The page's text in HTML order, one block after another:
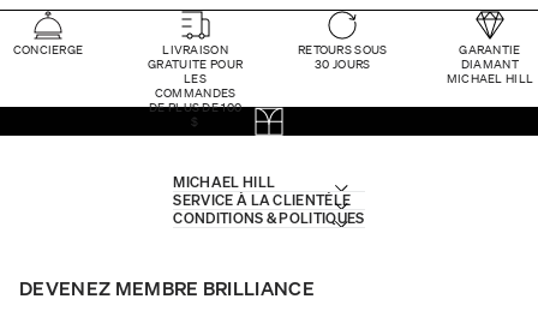
CONCIERGE
LIVRAISON
GRATUITE POUR
LES
COMMANDES
DE PLUS DE 100
$
RETOURS SOUS
30 JOURS
GARANTIE
DIAMANT
MICHAEL HILL
MICHAEL HILL
SERVICE À LA CLIENTÈLE
CONDITIONS & POLITIQUES
DEVENEZ MEMBRE BRILLIANCE